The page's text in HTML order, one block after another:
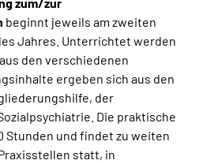
beginnt jeweils am zweiten
Jahres. Unterrichtet werden
den verschiedenen
ergeben sich aus den
der
Die praktische
Stunden und findet zu weiten
statt, in